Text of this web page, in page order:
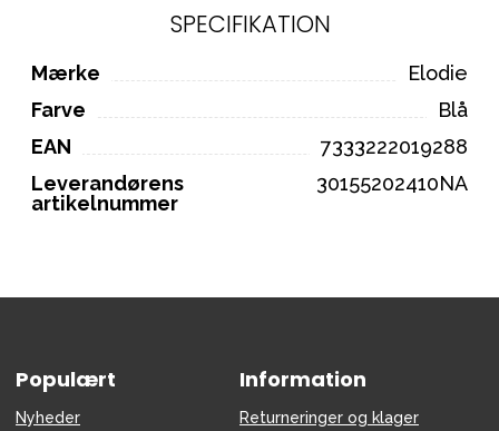
SPECIFIKATION
Mærke
Elodie
Farve
Blå
EAN
7333222019288
Leverandørens
artikelnummer
30155202410NA
Populært
Nyheder
Information
Returneringer og klager